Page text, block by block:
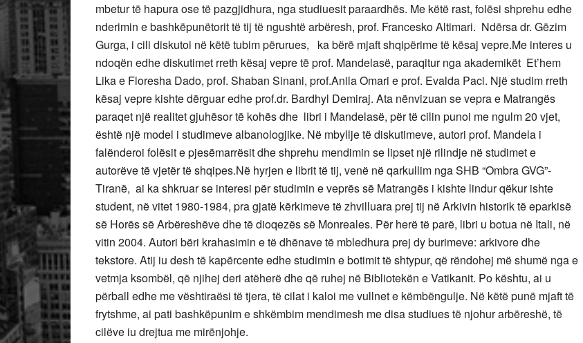
mbetur të hapura ose të pazgjidhura, nga studiuesit paraardhës. Me këtë rast, folësi shprehu edhe
nderimin e bashkëpunëtorit të tij të ngushtë arbëresh, prof. Francesko Altimari. Ndërsa dr. Gëzim
Gurga, i cili diskutoi në këtë tubim përurues, ka bërë mjaft shqipërime të kësaj vepre.Me interes u
ndoqën edhe diskutimet rreth kësaj vepre të prof. Mandelasë, paraqitur nga akademikët Et’hem
Lika e Floresha Dado, prof. Shaban Sinani, prof.Anila Omari e prof. Evalda Paci. Një studim rreth
kësaj vepre kishte dërguar edhe prof.dr. Bardhyl Demiraj. Ata nënvizuan se vepra e Matrangës
paraqet një realitet gjuhësor të kohës dhe libri i Mandelasë, për të cilin punoi me ngulm 20 vjet,
është një model i studimeve albanologjike. Në mbyllje të diskutimeve, autori prof. Mandela i
falënderoi folësit e pjesëmarrësit dhe shprehu mendimin se lipset një rilindje në studimet e
autorëve të vjetër të shqipes.Në hyrjen e librit të tij, venë në qarkullim nga SHB “Ombra GVG”-
Tiranë, ai ka shkruar se interesi për studimin e veprës së Matrangës i kishte lindur qëkur ishte
student, në vitet 1980-1984, pra gjatë kërkimeve të zhvilluara prej tij në Arkivin historik të eparkisë
së Horës së Arbëreshëve dhe të dioqezës së Monreales. Për herë të parë, libri u botua në Itali, në
vitin 2004. Autori bëri krahasimin e të dhënave të mbledhura prej dy burimeve: arkivore dhe
tekstore. Atij iu desh të kapërcente edhe studimin e botimit të shtypur, që rëndohej më shumë nga e
vetmja ksombël, që njihej deri atëherë dhe që ruhej në Bibliotekën e Vatikanit. Po kështu, ai u
përball edhe me vështiraësi të tjera, të cilat i kaloi me vullnet e këmbëngulje. Në këtë punë mjaft të
frytshme, ai pati bashkëpunim e shkëmbim mendimesh me disa studiues të njohur arbëreshë, të
cilëve iu drejtua me mirënjohje.